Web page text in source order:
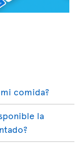
comida?
la